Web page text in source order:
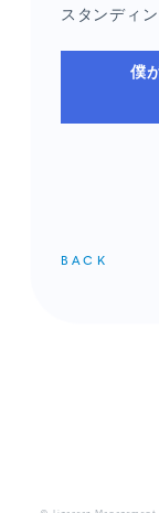
スタンディ
僕
BACK